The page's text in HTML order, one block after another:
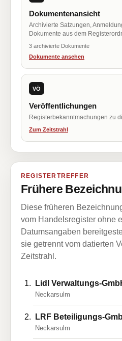
Dokumentenansicht
Archivierte Satzungen,
Dokumente aus dem
3 archivierte Dokumente
Dokumente ansehen
VÖ
Veröffentlichungen
Registerbekanntmachungen zu
Zum Zeitstrahl
REGISTERTREFFER
Frühere
Diese früheren
vom Handelsregister ohne
Datumsangaben
sie getrennt vom datierten
Zeitstrahl.
Lidl Verwaltungs-
Neckarsulm
LRF Beteiligungs-
Neckarsulm